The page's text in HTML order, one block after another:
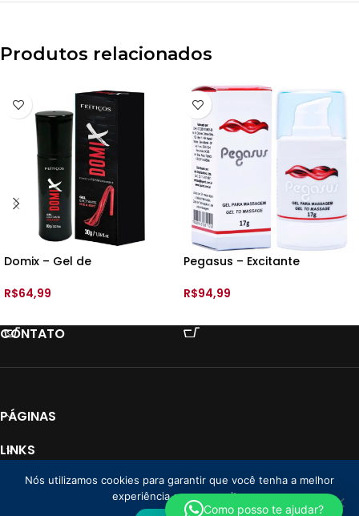
Produtos relacionados
Domix – Gel de
– Feitiços
R$64,99
Pegasus – Excitante
R$94,99
CONTATO
PÁGINAS
LINKS
PAGAMENTO
Loja Donna CNPJ: 35.766.478/0001-01
2025 Todos os direitos reservados. |
Como posso te ajudar?
Nós utilizamos cookies para garantir que você tenha a melhor
experiência em nosso site.